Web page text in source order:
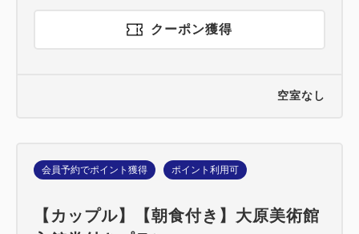
クーポン獲得
空室なし
会員予約でポイント獲得 ポイント利用可
【カップル】【朝食付き】大原美術館